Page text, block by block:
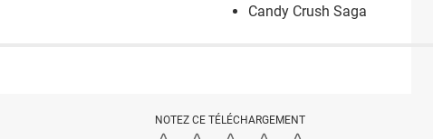
Candy Crush Saga
NOTEZ CE TÉLÉCHARGEMENT